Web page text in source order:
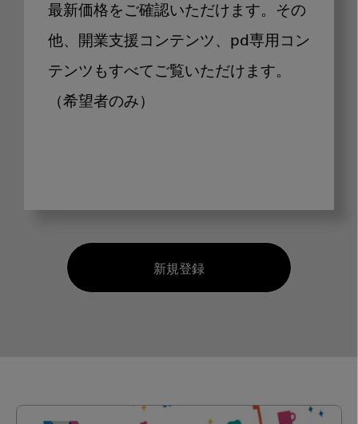
最新価格をご確認いただけます。その
他、開業支援コンテンツ、pd専用コン
テンツもすべてご覧いただけます。
（希望者のみ）
新規登録